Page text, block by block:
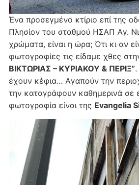
Ένα προσεγμένο κτίριο επί της
Πλησίον του σταθμού ΗΣΑΠ Αγ.
χρώματα, είναι η ώρα; Ότι κι αν
φωτογραφίες τις είδαμε χθες
ΒΙΚΤΩΡΙΑΣ – ΚΥΡΙΑΚΟΥ & ΠΕΡΙΞ”
έχουν κέφια… Αγαπούν την
την καταγράφουν καθημερινά σε
φωτογραφία είναι της Evangelia